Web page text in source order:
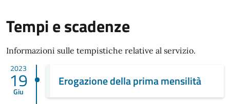
Tempi e scadenze
Informazioni sulle tempistiche relative al servizio.
2023
19
Giu
Erogazione della prima mensilità